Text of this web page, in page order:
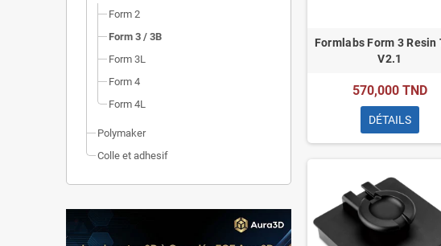
Form 2
Form 3 / 3B
Form 3L
Form 4
Form 4L
Polymaker
Colle et adhesif
Formlabs Form 3 Resin
V2.1
570,000 TND
DÉTAILS